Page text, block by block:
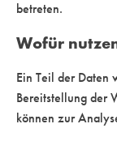
betreten.
Wofür
Ein Teil der Daten
Bereitstellung der
können zur